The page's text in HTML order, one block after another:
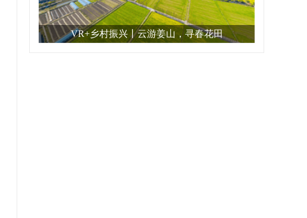
VR+乡村振兴丨云游姜山，寻春花田